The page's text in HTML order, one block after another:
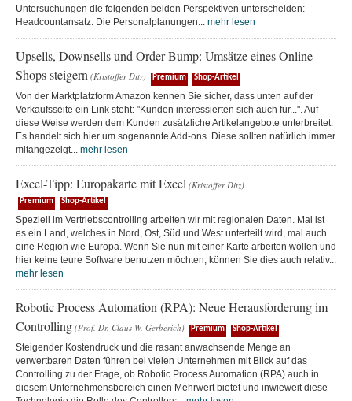
Untersuchungen die folgenden beiden Perspektiven unterscheiden: -
Headcountansatz: Die Personalplanungen... mehr lesen
Upsells, Downsells und Order Bump: Umsätze eines Online-
Shops steigern (Kristoffer Ditz) Premium Shop-Artikel
Von der Marktplatzform Amazon kennen Sie sicher, dass unten auf der
Verkaufsseite ein Link steht: "Kunden interessierten sich auch für...". Auf
diese Weise werden dem Kunden zusätzliche Artikelangebote unterbreitet.
Es handelt sich hier um sogenannte Add-ons. Diese sollten natürlich immer
mitangezeigt... mehr lesen
Excel-Tipp: Europakarte mit Excel (Kristoffer Ditz)
Premium Shop-Artikel
Speziell im Vertriebscontrolling arbeiten wir mit regionalen Daten. Mal ist
es ein Land, welches in Nord, Ost, Süd und West unterteilt wird, mal auch
eine Region wie Europa. Wenn Sie nun mit einer Karte arbeiten wollen und
hier keine teure Software benutzen möchten, können Sie dies auch relativ...
mehr lesen
Robotic Process Automation (RPA): Neue Herausforderung im
Controlling (Prof. Dr. Claus W. Gerberich) Premium Shop-Artikel
Steigender Kostendruck und die rasant anwachsende Menge an
verwertbaren Daten führen bei vielen Unternehmen mit Blick auf das
Controlling zu der Frage, ob Robotic Process Automation (RPA) auch in
diesem Unternehmensbereich einen Mehrwert bietet und inwieweit diese